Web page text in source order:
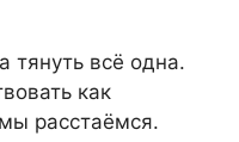
тянуть всё одна.
как
расстаёмся.